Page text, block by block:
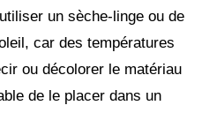
un sèche-linge ou de
car des températures
ou décolorer le matériau
de le placer dans un